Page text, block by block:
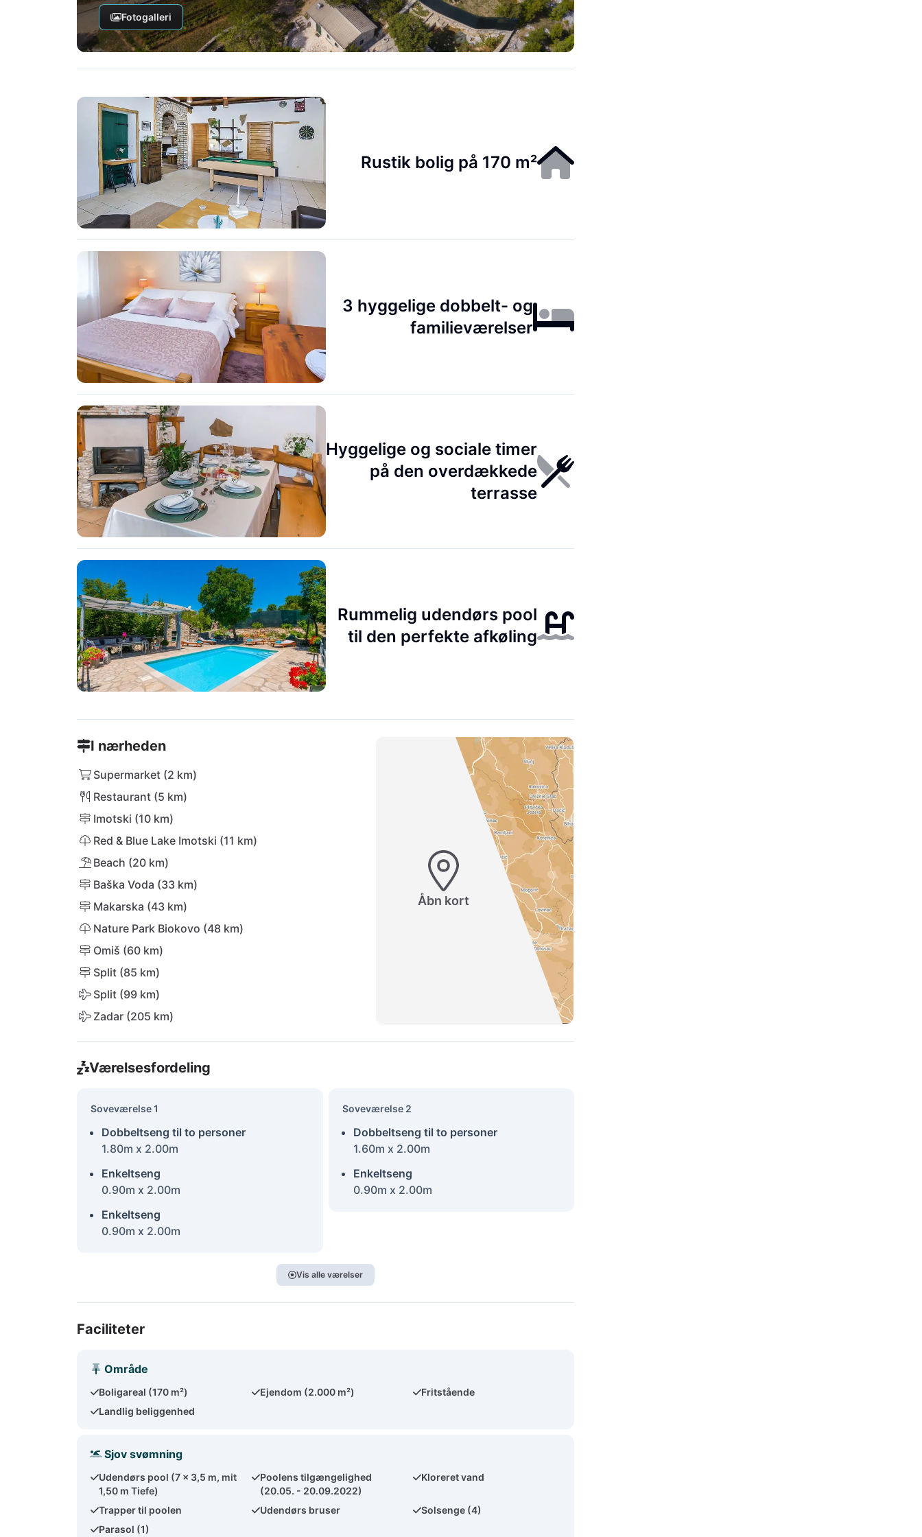
Fotogalleri
Rustik bolig på 170 m²
3 hyggelige dobbelt- og
familieværelser
Hyggelige og sociale timer
på den overdækkede
terrasse
Rummelig udendørs pool
til den perfekte afkøling
I nærheden
Supermarket (2 km)
Restaurant (5 km)
Imotski (10 km)
Red & Blue Lake Imotski (11 km)
Beach (20 km)
Baška Voda (33 km)
Makarska (43 km)
Nature Park Biokovo (48 km)
Omiš (60 km)
Split (85 km)
Split (99 km)
Zadar (205 km)
Åbn kort
Værelsesfordeling
Soveværelse 1
Dobbeltseng til to personer
1.80m x 2.00m
Enkeltseng
0.90m x 2.00m
Enkeltseng
0.90m x 2.00m
Soveværelse 2
Dobbeltseng til to personer
1.60m x 2.00m
Enkeltseng
0.90m x 2.00m
Vis alle værelser
Faciliteter
Område
Boligareal (170 m²) Ejendom (2.000 m²)
Fritstående
Landlig beliggenhed
Sjov svømning
Udendørs pool (7 x 3,5 m, mit
1,50 m Tiefe)
Poolens tilgængelighed
(20.05. - 20.09.2022)
Kloreret vand
Trapper til poolen Udendørs bruser
Solsenge (4)
Parasol (1)